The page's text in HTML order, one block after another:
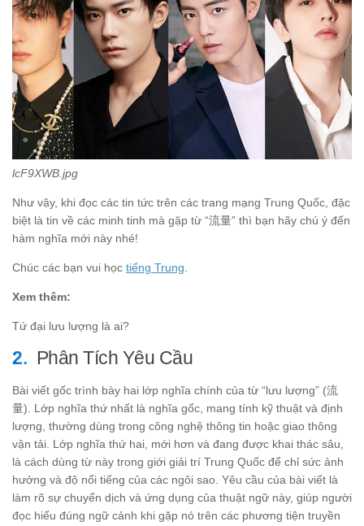
lcF9XWB.jpg
Như vậy, khi đọc các tin tức trên các trang mạng Trung Quốc, đặc
biệt là tin về các minh tinh mà gặp từ “流量” thì bạn hãy chú ý đến
hàm nghĩa mới này nhé!
Chúc các bạn vui học tiếng Trung
Xem thêm:
Tứ đại lưu lượng là ai?
Phân Tích Yêu Cầu
Bài viết gốc trình bày hai lớp nghĩa chính của từ “lưu lượng” (流
量). Lớp nghĩa thứ nhất là nghĩa gốc, mang tính kỹ thuật và định
lượng, thường dùng trong công nghệ thông tin hoặc giao thông
vận tải. Lớp nghĩa thứ hai, mới hơn và đang được khai thác sâu,
là cách dùng từ này trong giới giải trí Trung Quốc để chỉ sức ảnh
hưởng và độ nổi tiếng của các ngôi sao. Yêu cầu của bài viết là
làm rõ sự chuyển dịch và ứng dụng của thuật ngữ này, giúp người
đọc hiểu đúng ngữ cảnh khi gặp nó trên các phương tiện truyền